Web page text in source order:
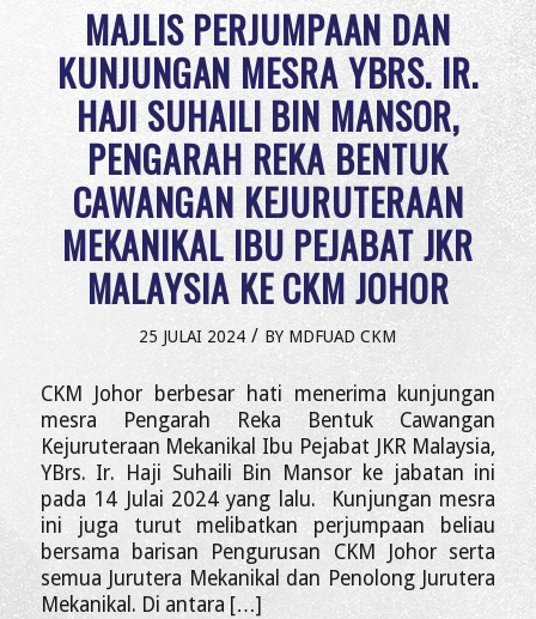
MAJLIS PERJUMPAAN DAN
KUNJUNGAN MESRA YBRS. IR.
HAJI SUHAILI BIN MANSOR,
PENGARAH REKA BENTUK
CAWANGAN KEJURUTERAAN
MEKANIKAL IBU PEJABAT JKR
MALAYSIA KE CKM JOHOR
25 JULAI 2024 / BY MDFUAD CKM
CKM Johor berbesar hati menerima kunjungan
mesra Pengarah Reka Bentuk Cawangan
Kejuruteraan Mekanikal Ibu Pejabat JKR Malaysia,
YBrs. Ir. Haji Suhaili Bin Mansor ke jabatan ini
pada 14 Julai 2024 yang lalu. Kunjungan mesra
ini juga turut melibatkan perjumpaan beliau
bersama barisan Pengurusan CKM Johor serta
semua Jurutera Mekanikal dan Penolong Jurutera
Mekanikal. Di antara […]